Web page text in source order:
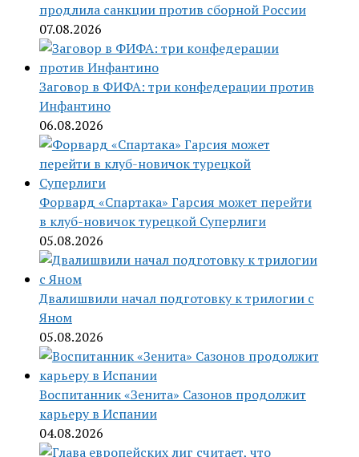
продлила санкции против сборной России
07.08.2026
Заговор в ФИФА: три конфедерации против
Инфантино
06.08.2026
Форвард «Спартака» Гарсия может перейти
в клуб-новичок турецкой Суперлиги
05.08.2026
Двалишвили начал подготовку к трилогии с
Яном
05.08.2026
Воспитанник «Зенита» Сазонов продолжит
карьеру в Испании
04.08.2026